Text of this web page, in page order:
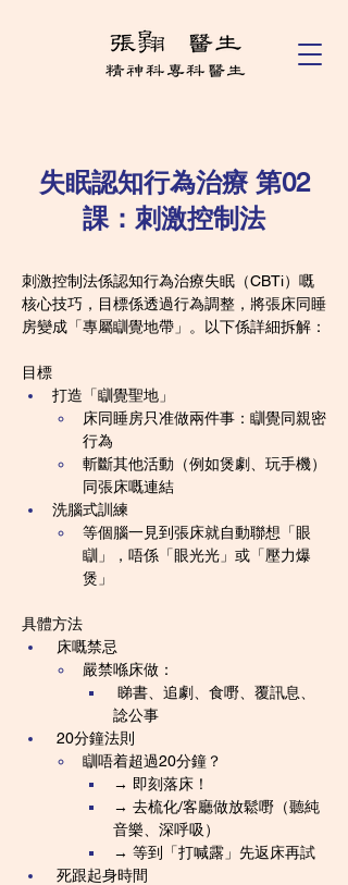
失眠認知行為治療 第02
課：刺激控制法
刺激控制法係認知行為治療失眠（CBTi）嘅
核心技巧，目標係透過行為調整，將張床同睡
房變成「專屬瞓覺地帶」。以下係詳細拆解：
目標
打造「瞓覺聖地」
床同睡房只准做兩件事：瞓覺同親密
行為
斬斷其他活動（例如煲劇、玩手機）
同張床嘅連結
洗腦式訓練
等個腦一見到張床就自動聯想「眼
瞓」，唔係「眼光光」或「壓力爆
煲」
具體方法
床嘅禁忌
嚴禁喺床做：
睇書、追劇、食嘢、覆訊息、
諗公事
20分鐘法則
瞓唔着超過20分鐘？
→ 即刻落床！
→ 去梳化/客廳做放鬆嘢（聽純
音樂、深呼吸）
→ 等到「打喊露」先返床再試
死跟起身時間